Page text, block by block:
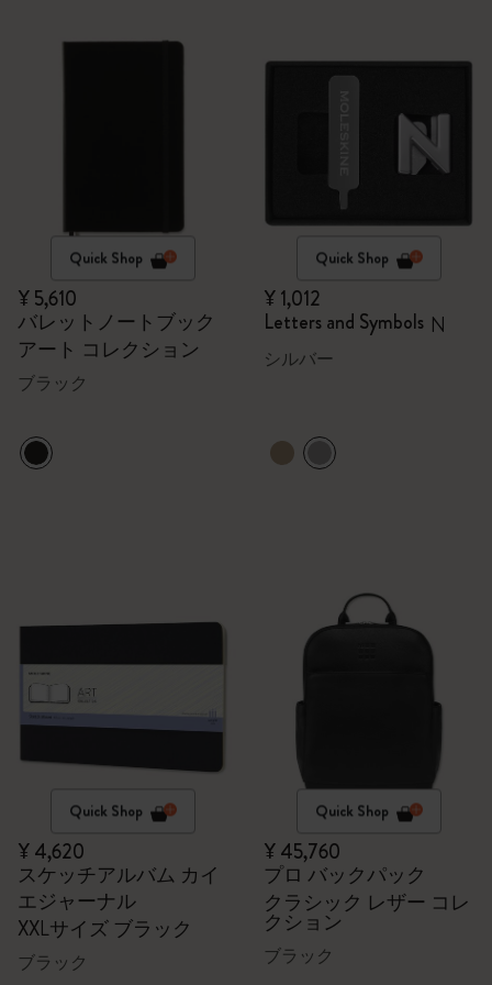
Quick Shop
¥ 5,610
バレットノートブック
アート コレクション
ブラック
Quick Shop
¥ 1,012
Letters and Symbols N
シルバー
Quick Shop
¥ 4,620
スケッチアルバム カイ
エジャーナル
XXLサイズ ブラック
ブラック
Quick Shop
¥ 45,760
プロ バックパック
クラシック レザー コレ
クション
ブラック